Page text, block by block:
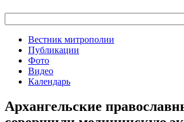
Вестник митрополии
Публикации
Фото
Видео
Календарь
Архангельские